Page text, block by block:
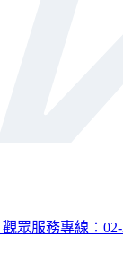
觀眾服務專線：02-